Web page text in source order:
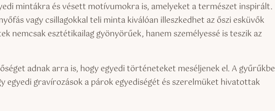
mintákra és vésett motívumokra is, amelyeket a természet inspirált.
vagy csillagokkal teli minta kiválóan illeszkedhet az őszi esküvők
nemcsak esztétikailag gyönyörűek, hanem személyessé is teszik az
adnak arra is, hogy egyedi történeteket meséljenek el. A gyűrűkbe
egyedi gravírozások a párok egyediségét és szerelmüket hivatottak